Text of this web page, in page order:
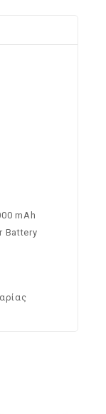
mAh
Battery